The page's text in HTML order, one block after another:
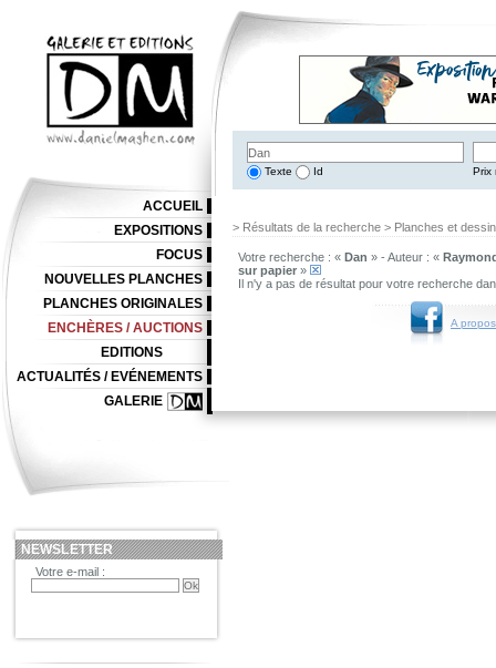
Texte Id Prix
> Résultats de la recherche > Planches et
Votre recherche : « Dan » - Auteur : «
sur papier »
Il n'y a pas de résultat pour votre recherche
A
ACCUEIL
EXPOSITIONS
FOCUS
NOUVELLES PLANCHES
PLANCHES ORIGINALES
ENCHÈRES / AUCTIONS
EDITIONS
ACTUALITÉS / EVÉNEMENTS
GALERIE
NEWSLETTER
Votre e-mail :